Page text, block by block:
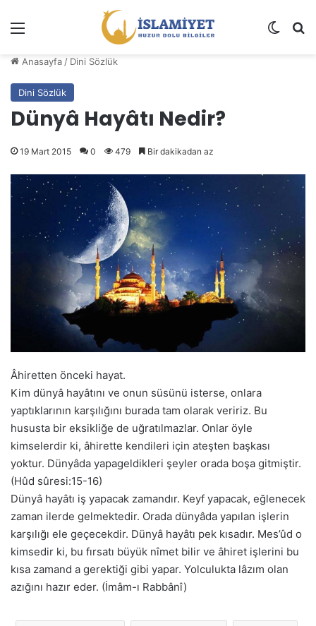
Dış
Anasayfa / Dini Sözlük
Dini Sözlük
Dünyâ Hayâtı Nedir?
19 Mart 2015 0 479 Bir dakikadan az
Âhiretten önceki hayat.
Kim dünyâ hayâtını ve onun süsünü isterse, onlara
yaptıklarının karşılığını burada tam olarak veririz. Bu
hususta bir eksikliğe de uğratılmazlar. Onlar öyle
kimselerdir ki, âhirette kendileri için ateşten başkası
yoktur. Dünyâda yapageldikleri şeyler orada boşa gitmiştir.
(Hûd sûresi:15-16)
Dünyâ hayâtı iş yapacak zamandır. Keyf yapacak, eğlenecek
zaman ilerde gelmektedir. Orada dünyâda yapılan işlerin
karşılığı ele geçecekdir. Dünyâ hayâtı pek kısadır. Mes’ûd o
kimsedir ki, bu fırsatı büyük nîmet bilir ve âhiret işlerini bu
kısa zamand a gerektiği gibi yapar. Yolculukta lâzım olan
azığını hazır eder. (İmâm-ı Rabbânî)